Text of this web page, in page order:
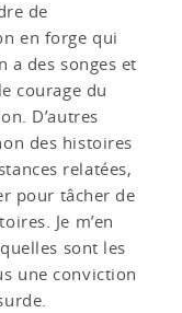
de
en forge qui
a des songes et
courage du
D’autres
des histoires
relatées,
pour tâcher de
Je m’en
sont les
une conviction